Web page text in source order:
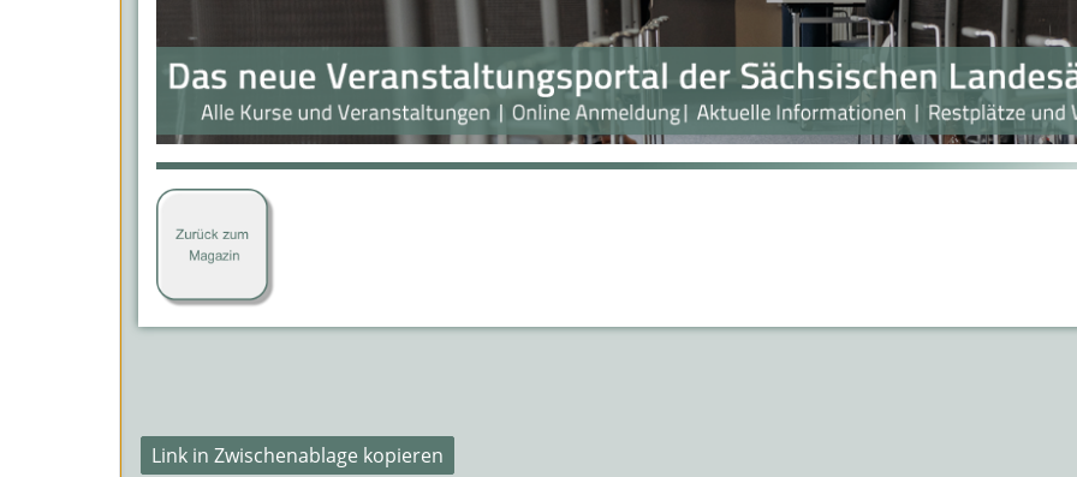
Link in Zwischenablage kopieren